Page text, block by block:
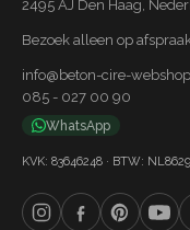
2495 AJ Den Haag,
Bezoek alleen op
info@beton-cire-
085 - 027 00 90
WhatsApp
KVK: 83646248 · BTW: